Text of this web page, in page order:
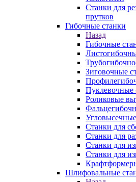
Станки для
прутков
Гибочные станки
Назад
Гибочные
Зиговочные
Пуклевочные
Роликовые
Станки для
Станки для
Станки для
Станки для
Шлифовальные